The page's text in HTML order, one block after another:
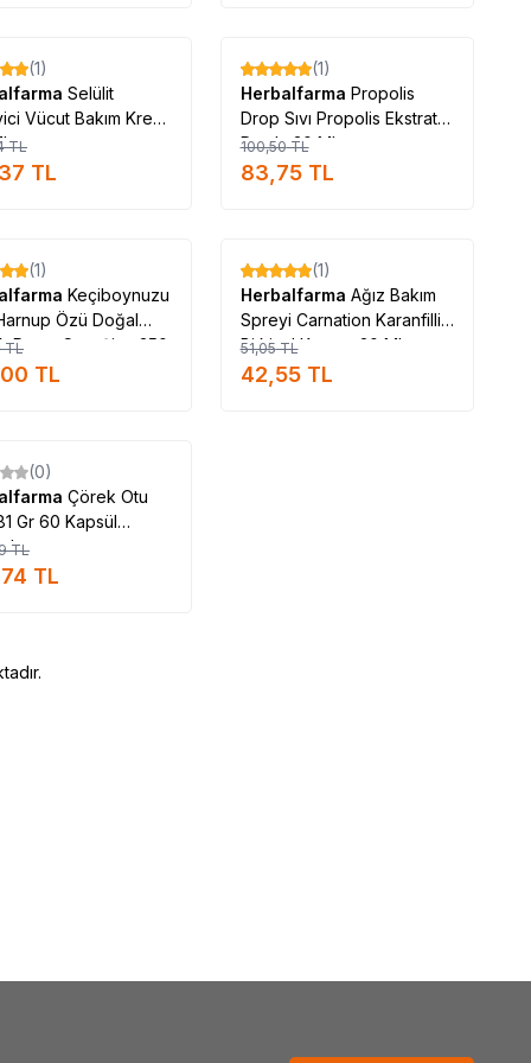
(1)
Selülit
Vücut Bakım Kremi
TL
TL
%17
(1)
Herbalfarma Propolis
Drop Sıvı Propolis Ekstrat
Damla 30 ML
100,50TL
83,75TL
(1)
Keçiboynuzu
Özü Doğal
Press Cam Şişe 350
TL
TL
%17
(1)
Herbalfarma Ağız Bakım
Spreyi Carnation Karanfilli
Bitkisel Karışım 30 ML
51,05TL
42,55TL
(0)
Çörek Otu
Gr 60 Kapsül
TL
TL